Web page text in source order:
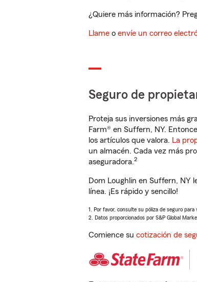
¿Quiere más información?
Llame o envíe un correo
Seguro de
Proteja sus inversiones más
Farm® en Suffern, NY.
los artículos que valora. La
un almacén. Cada vez más
aseguradora.2
Dom Loughlin en Suffern, NY
línea. ¡Es rápido y sencillo!
1. Por favor, consulte su póliza de seguro
2. Datos proporcionados por S&P Global
Comience su cotización de